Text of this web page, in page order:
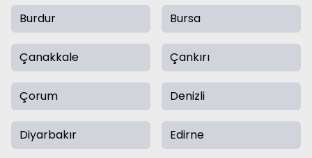
Burdur Bursa
Çanakkale Çankırı
Çorum Denizli
Diyarbakır Edirne